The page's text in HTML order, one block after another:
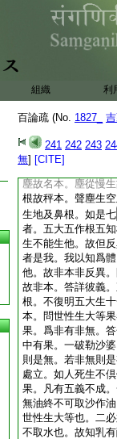
組織 利
百論疏 (No. 1827_
241 242 243
無] [CITE]
性。能成諸物故。
等也。次從大生慢
塵。五塵生十六法
手脚及男女隨取一
爲二十五。迦毘羅
異及知者。答偈云
十六但反異。知者
不從他生故稱本性
本名不從他生。是
此七亦本亦反異。
我慢故名本。我慢
塵故名本。塵從慢
根故秤本。聲塵生
生地及鼻根。如是七
者。五大五作根五
生不能生他。故但
者是我。我以知爲
他。故非本非反異
故非本。答詳彼義
根。不復明五大生
本。問世性生大等
果。爲非有非無。
中有果。一破勒沙
則是無。若非無則
處立。如人死生不
果。凡有五義不成
無油終不可取沙作
世性生大等也。二
不取水也。故知乳